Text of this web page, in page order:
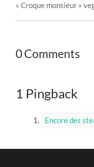
« Croque monsieur »
0 Comments
1 Pingback
Encore des